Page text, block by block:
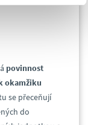
povinnost
okamžiku
se přeceňují
do